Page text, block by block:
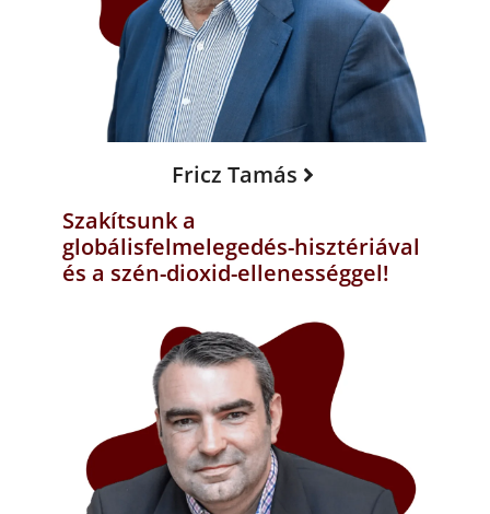
Fricz Tamás
Szakítsunk a
globálisfelmelegedés-hisztériával
és a szén-dioxid-ellenességgel!